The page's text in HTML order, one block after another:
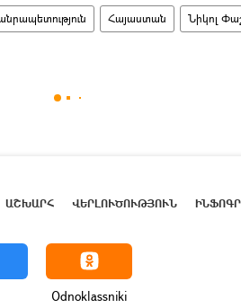
Հայաստան Նիկոլ
ԱՇԽԱՐՀ ՎԵՐԼՈՒԾՈՒԹՅՈՒՆ
Odnoklassniki